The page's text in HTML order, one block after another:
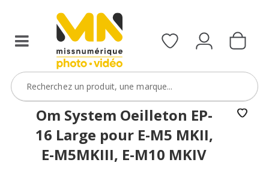
Om System Oeilleton EP-
16 Large pour E-M5 MKII,
E-M5MKIII, E-M10 MKIV